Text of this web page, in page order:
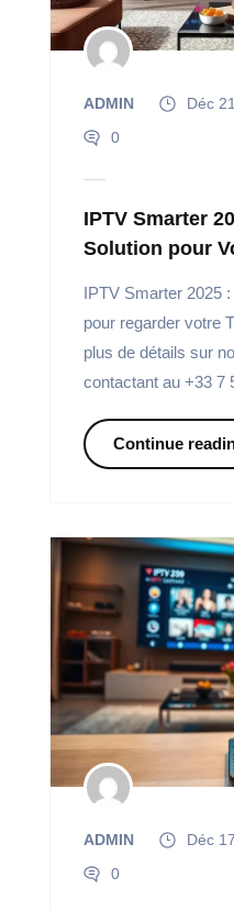
ADMIN Déc
0
IPTV Smarter
Solution pour
IPTV Smarter 2025
pour regarder votre
plus de détails sur
contactant au +33 7
Continue
ADMIN Déc
0